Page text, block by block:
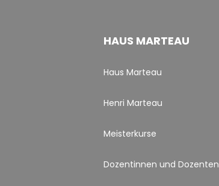
HAUS MARTEAU
Haus Marteau
Henri Marteau
Meisterkurse
Dozentinnen und Dozenten